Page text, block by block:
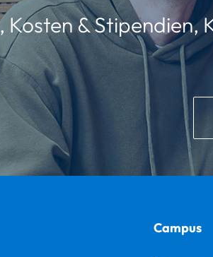
& Stipendien,
Campus